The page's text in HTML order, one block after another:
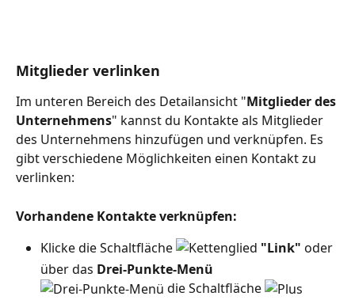
Mitglieder verlinken
Im unteren Bereich des Detailansicht "Mitglieder des
Unternehmens" kannst du Kontakte als Mitglieder
des Unternehmens hinzufügen und verknüpfen. Es
gibt verschiedene Möglichkeiten einen Kontakt zu
verlinken:
Vorhandene Kontakte verknüpfen:
Klicke die Schaltfläche
"Link" oder
über das Drei-Punkte-Menü
die Schaltfläche